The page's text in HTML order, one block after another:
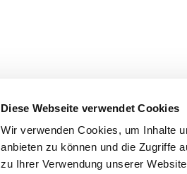
Diese Webseite verwendet Cookies
Wir verwenden Cookies, um Inhalte
anbieten zu können und die Zugriffe
zu Ihrer Verwendung unserer